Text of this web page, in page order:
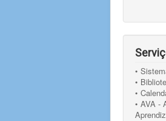
•
•
•
• AVA -